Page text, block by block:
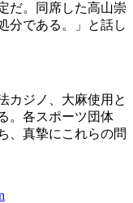
だ。同席した高山崇
分である。」と話し
カジノ、大麻使用と
。各スポーツ団体
、真摯にこれらの問